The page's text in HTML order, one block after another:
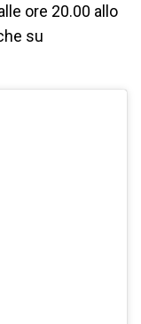
ore 20.00 allo
su